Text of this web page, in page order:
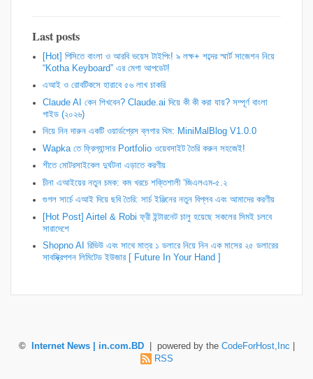
Last posts
[Hot] পিসিতে বাংলা ও আরবি ভয়েস টাইপিং! ৯ লক্ষ+ শব্দের স্মার্ট সাজেশন নিয়ে
“Kotha Keyboard” এর মেগা আপডেট!
এআই ও রোবটিকসে হারাবে ৫৬ লাখ চাকরি
Claude AI কেন শিখবেন? Claude.ai দিয়ে কী কী করা যায়? সম্পূর্ণ বাংলা
গাইড (২০২৬)
নিয়ে নিন দারুন একটি ওয়ার্ডপ্রেস ব্লগার থিম: MiniMalBlog V1.0.0
Wapka তে ফ্রিল্যান্সার Portfolio ওয়েবসাইট তৈরি করুন সহজেই!
শীতে মোটরসাইকেল দুর্ঘটনা এড়াতে করণীয়
চীনা এআইয়ের নতুন চমক: কম খরচে শক্তিশালী ‘জিএলএম-৫.২
গুগল সার্চে এআই দিয়ে ছবি তৈরি: সার্চ ইঞ্জিনের নতুন বিপ্লব এবং আমাদের করণীয়
[Hot Post] Airtel & Robi ফ্রী ইন্টারনেট চালু হয়েছে সকলের সিমই চলবে
সারাদেশে
Shopno AI রিভিউ এবং সাথে মাত্র ১ ডলারে নিয়ে নিন এক মাসের ২৫ ডলারের
সাবস্ক্রিপশন লিমিটেড ইউজার [ Future In Your Hand ]
© Internet News | in.com.BD| powered by the CodeForHost,Inc
RSS